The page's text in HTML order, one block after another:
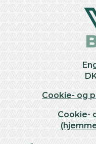
Cookie- og
Cookie-